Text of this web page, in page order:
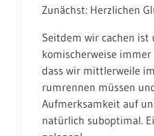
Zunächst: Herzlichen
Seitdem wir cachen ist
komischerweise
dass wir mittlerweile
rumrennen müssen
Aufmerksamkeit auf
natürlich suboptimal.